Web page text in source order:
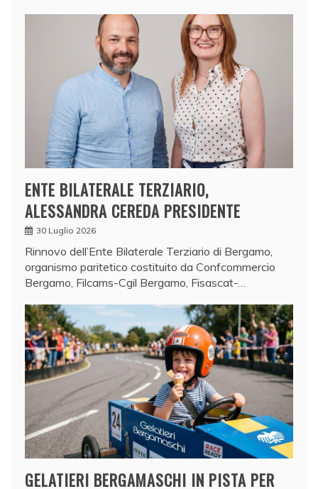
ENTE BILATERALE TERZIARIO,
ALESSANDRA CEREDA PRESIDENTE
30 Luglio 2026
Rinnovo dell’Ente Bilaterale Terziario di Bergamo,
organismo paritetico costituito da Confcommercio
Bergamo, Filcams-Cgil Bergamo, Fisascat-…
GELATIERI BERGAMASCHI IN PISTA PER